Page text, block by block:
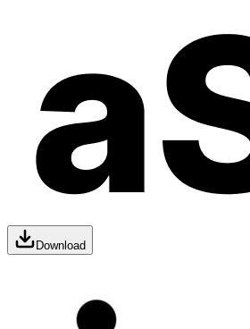
Download